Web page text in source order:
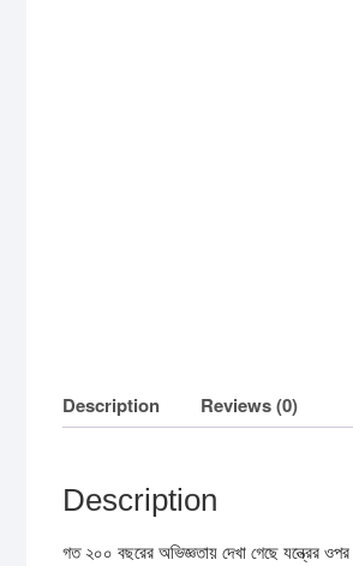
Description Reviews (0)
Description
গত ২০০ বছরের অভিজ্ঞতায় দেখা গেছে যন্ত্রের